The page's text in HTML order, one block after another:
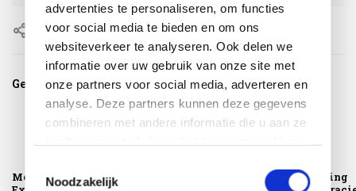
advertenties te personaliseren, om functies
voor social media te bieden en om ons
websiteverkeer te analyseren. Ook delen we
informatie over uw gebruik van onze site met
onze partners voor social media, adverteren en
analyse. Deze partners kunnen deze gegevens
combineren met andere informatie die u aan ze
Noodzakelijk
Delen
Gerelateerde producten
Montagelevering -
Alicante dining